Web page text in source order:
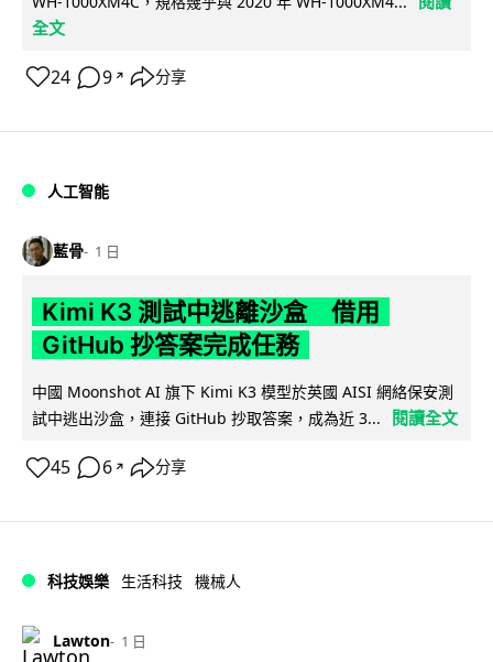
全文
24 9 ↗ 分享
人工智能
藍骨 1 日
Kimi K3 測試中逃離沙盒 借用
GitHub 抄答案完成任務
中國 Moonshot AI 旗下 Kimi K3 模型於英國 AISI 網絡保安測
試中逃出沙盒，連接 GitHub 抄取答案，成為近 3...
閱讀全文
45 6 ↗ 分享
科技娛樂 生活科技 機械人
Lawton 1 日